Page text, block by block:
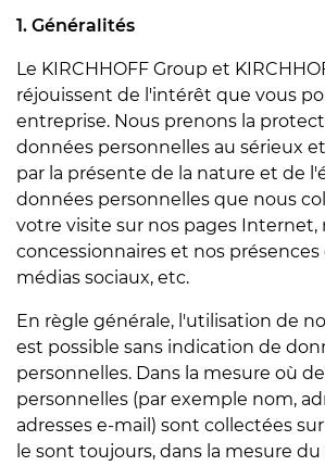
1. Généralités
Le KIRCHHOFF Group et
réjouissent de l'intérêt que vous
entreprise. Nous prenons la
données personnelles au sérieux
par la présente de la nature et de
données personnelles que nous
votre visite sur nos pages Internet,
concessionnaires et nos
médias sociaux, etc.
En règle générale, l'utilisation de
est possible sans indication de
personnelles. Dans la mesure où
personnelles (par exemple nom,
adresses e-mail) sont collectées
le sont toujours, dans la mesure